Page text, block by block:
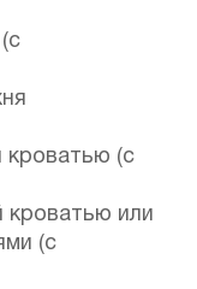
кроватью (с
кроватью или
(с